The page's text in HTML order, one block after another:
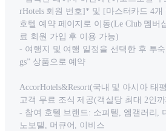
rHotels 회원 번호]* 및 [마스터카드 4
호텔 예약 페이지로 이동(Le Club 멤버
료 회원 가입 후 이용 가능)
- 여행지 및 여행 일정을 선택한 후 투
gs” 상품으로 예약
AccorHotels&Resort(국내 및 아시아 태
고객 무료 조식 제공(객실당 최대 2인
- 참여 호텔 브랜드: 소피텔, 엠갤러리,
노보텔, 머큐어, 이비스